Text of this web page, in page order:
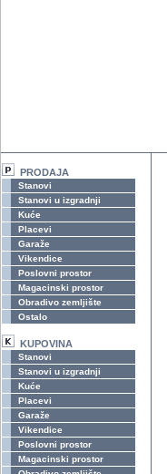
PRODAJA
Stanovi
Stanovi u izgradnji
Kuće
Placevi
Garaže
Vikendice
Poslovni prostor
Magacinski prostor
Obradivo zemljište
Ostalo
KUPOVINA
Stanovi
Stanovi u izgradnji
Kuće
Placevi
Garaže
Vikendice
Poslovni prostor
Magacinski prostor